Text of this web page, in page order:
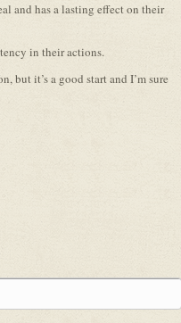
and has a lasting effect on their
in their actions.
but it’s a good start and I’m sure